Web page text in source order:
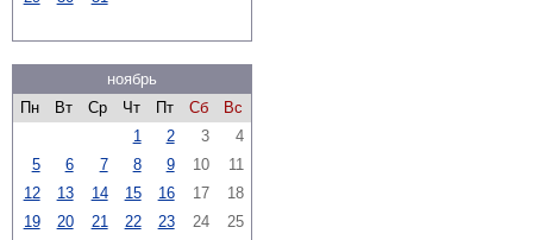
ноябрь
Пн
Вт Ср Чт Пт Сб
Вс
1
2 3
4
5
6 7 8 9 10
11
12
13 14 15 16 17
18
19
20 21 22 23 24
25